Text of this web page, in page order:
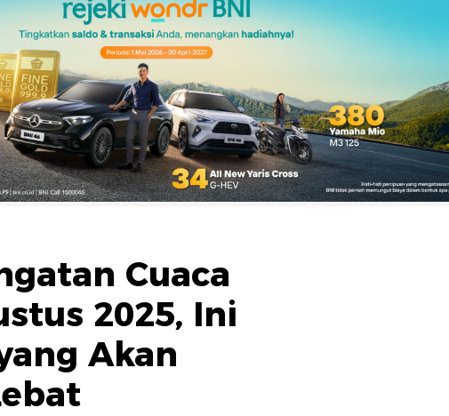
Cuaca
2025, Ini
Akan